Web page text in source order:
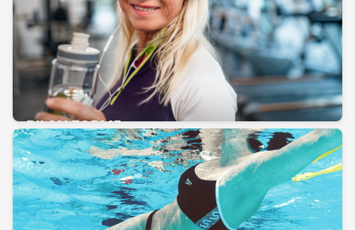
BILAN FORME